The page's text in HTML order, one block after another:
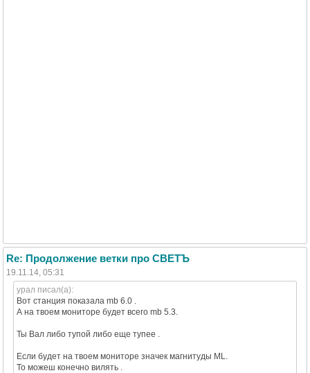
Re: Продолжение ветки про СВЕТЪ
19.11.14, 05:31
урал писал(а):
Вот станция показала mb 6.0 .
А на твоем мониторе будет всего mb 5.3.
Ты Вал либо тупой либо еще тупее .
Если будет на твоем мониторе значек магнитуды МL.
То можеш конечно вилять .